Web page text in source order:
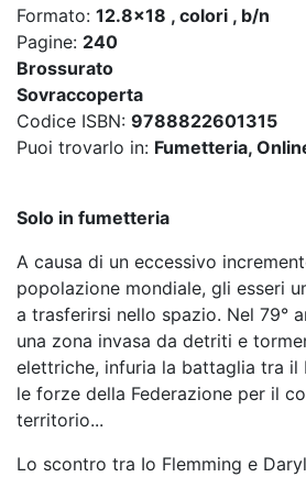
Formato: 12.8x18 , colori , b/n
Pagine: 240
Brossurato
Sovraccoperta
Codice ISBN: 9788822601315
Puoi trovarlo in: Fumetteria,
Solo in fumetteria
A causa di un eccessivo
popolazione mondiale, gli esseri
a trasferirsi nello spazio. Nel 79°
una zona invasa da detriti e
elettriche, infuria la battaglia tra il
le forze della Federazione per il
territorio...
Lo scontro tra Io Flemming e